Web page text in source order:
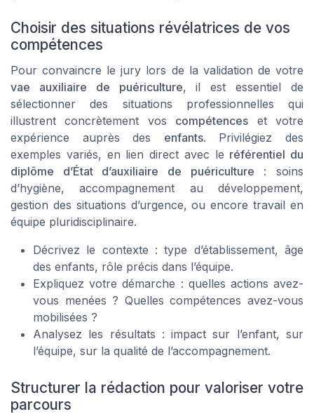
Choisir des situations révélatrices de vos
compétences
Pour convaincre le jury lors de la validation de votre
vae auxiliaire de puériculture, il est essentiel de
sélectionner des situations professionnelles qui
illustrent concrètement vos compétences et votre
expérience auprès des enfants. Privilégiez des
exemples variés, en lien direct avec le référentiel du
diplôme d’État d’auxiliaire de puériculture : soins
d’hygiène, accompagnement au développement,
gestion des situations d’urgence, ou encore travail en
équipe pluridisciplinaire.
Décrivez le contexte : type d’établissement, âge
des enfants, rôle précis dans l’équipe.
Expliquez votre démarche : quelles actions avez-
vous menées ? Quelles compétences avez-vous
mobilisées ?
Analysez les résultats : impact sur l’enfant, sur
l’équipe, sur la qualité de l’accompagnement.
Structurer la rédaction pour valoriser votre
parcours